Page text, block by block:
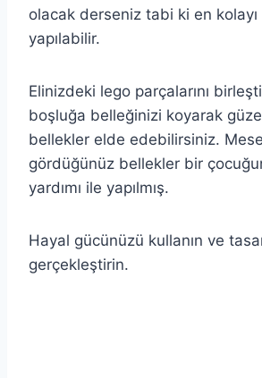
olacak derseniz tabi ki en
yapılabilir.
Elinizdeki lego parçalarını
boşluğa belleğinizi koyarak
bellekler elde edebilirsiniz.
gördüğünüz bellekler bir
yardımı ile yapılmış.
Hayal gücünüzü kullanın ve
gerçekleştirin.